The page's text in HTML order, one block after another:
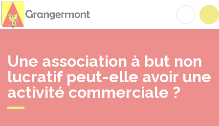
Une association à but non
lucratif peut-elle avoir une
activité commerciale ?